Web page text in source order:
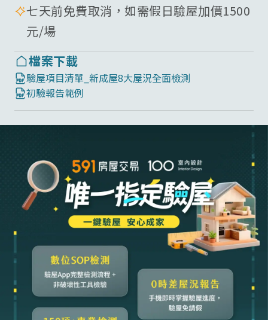
七天前免費取消，如需假日驗屋加價1500
元/場
檔案下載
驗屋項目清單_新成屋8大屋況全面檢測
初驗報告範例